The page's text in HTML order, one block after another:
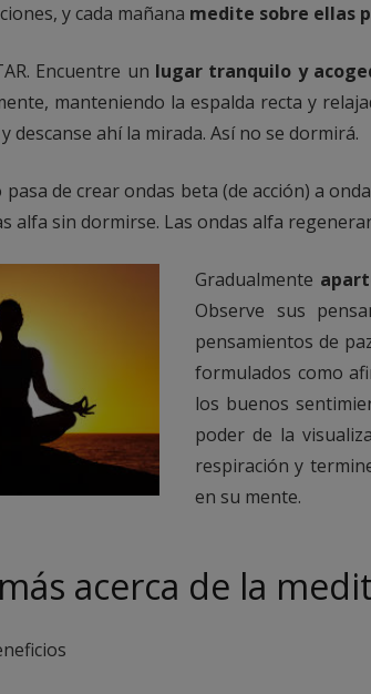
y cada mañana medite sobre ellas
Encuentre un lugar tranquilo y
manteniendo la espalda recta y
descanse ahí la mirada. Así no se dormirá.
de crear ondas beta (de acción) a
alfa sin dormirse. Las ondas alfa
Gradualmente
Observe sus
pensamientos de
formulados como
los buenos
poder de la
respiración y
en su mente.
acerca de la